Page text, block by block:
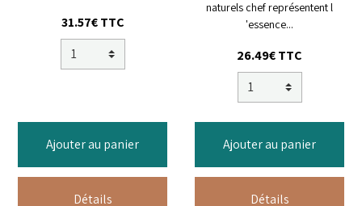
31.57€ TTC
Ajouter au panier
Détails
naturels chef représentent l
'essence...
26.49€ TTC
Ajouter au panier
Détails